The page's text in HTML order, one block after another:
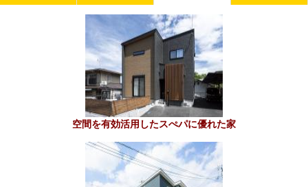
空間を有効活用したスぺパに優れた家